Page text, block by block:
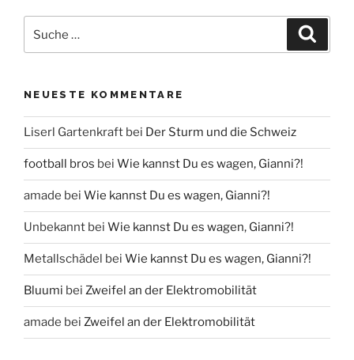
nach:
NEUESTE KOMMENTARE
Liserl Gartenkraft bei Der Sturm und die Schweiz
football bros bei Wie kannst Du es wagen, Gianni?!
amade bei Wie kannst Du es wagen, Gianni?!
Unbekannt bei Wie kannst Du es wagen, Gianni?!
Metallschädel bei Wie kannst Du es wagen, Gianni?!
Bluumi bei Zweifel an der Elektromobilität
amade bei Zweifel an der Elektromobilität